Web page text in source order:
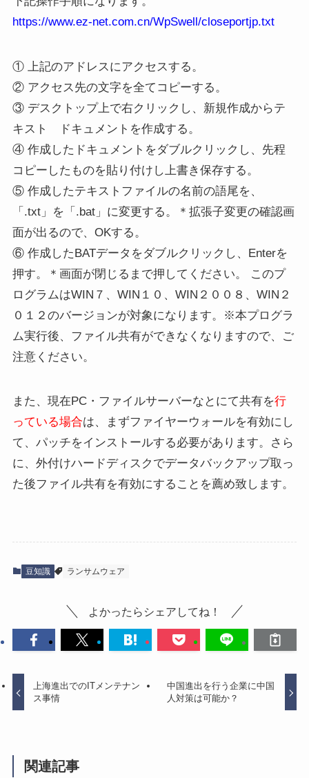
https://www.ez-net.com.cn/WpSwell/closeportjp.txt
① 上記のアドレスにアクセスする。
② アクセス先の文字を全てコピーする。
③ デスクトップ上で右クリックし、新規作成からテ
キスト ドキュメントを作成する。
④ 作成したドキュメントをダブルクリックし、先程
コピーしたものを貼り付けし上書き保存する。
⑤ 作成したテキストファイルの名前の語尾を、
「.txt」を「.bat」に変更する。＊拡張子変更の確認画
面が出るので、OKする。
⑥ 作成したBATデータをダブルクリックし、Enterを
押す。＊画面が閉じるまで押してください。 このプ
ログラムはWIN７、WIN１０、WIN２００８、WIN２
０１２のバージョンが対象になります。※本プログラ
ム実行後、ファイル共有ができなくなりますので、ご
注意ください。
また、現在PC・ファイルサーバーなとにて共有を行
っている場合は、​まずファイヤーウォールを有効にし
て、パッチをインストールする必要があります。さら
に、外付けハードディスクでデータバックアップ取っ
た後ファイル共有を有効にすることを薦め致します。
豆知識 ランサムウェア
よかったらシェアしてね！
上海進出でのITメンテナン
ス事情
中国進出を行う企業に中国
人対策は可能か？
関連記事